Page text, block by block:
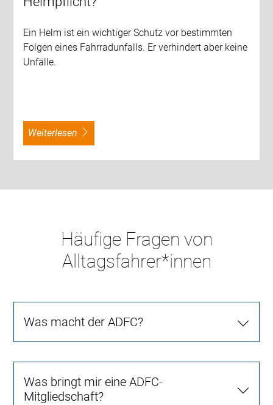
Ein Helm ist ein wichtiger Schutz vor bestimmten
Folgen eines Fahrradunfalls. Er verhindert aber keine
Unfälle.
weiterlesen
Häufige Fragen von
Alltagsfahrer*innen
Was macht der ADFC?
Was bringt mir eine ADFC-
Mitgliedschaft?